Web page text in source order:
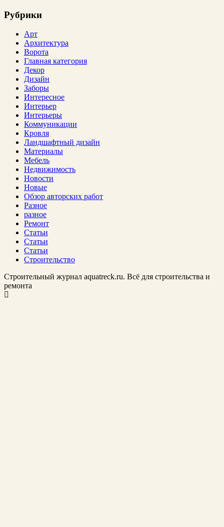
Рубрики
Арт
Архитектура
Ворота
Главная категория
Декор
Дизайн
Заборы
Интересное
Интерьер
Интерьеры
Коммуникации
Кровля
Ландшафтный дизайн
Материалы
Мебель
Недвижимость
Новости
Новые
Обзор авторских работ
Разное
разное
Ремонт
Статьи
Статьи
Статьи
Строительство
Строительный журнал aquatreck.ru. Всё для строительства и
ремонта